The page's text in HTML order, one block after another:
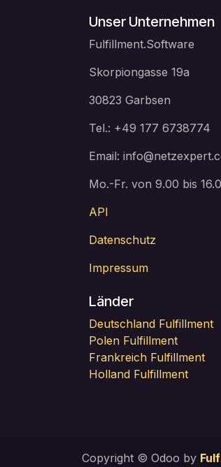
Unser Unternehmen
Fulfillment.Software
Skorpiongasse 19a
30823 Garbsen
Tel.: +49 177 6738774
Email:
Mo.-Fr. von 9.00 bis
API
Datenschutz
Impressum
Länder
Deutschland Fulfillment
Polen Fulfillment
Frankreich Fulfillment
Holland Fulfillment
Copyright © Odoo by